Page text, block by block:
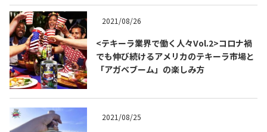
2021/08/26
<テキーラ業界で働く人々Vol.2>コロナ禍
でも伸び続けるアメリカのテキーラ市場と
「アガベブーム」の楽しみ方
2021/08/25